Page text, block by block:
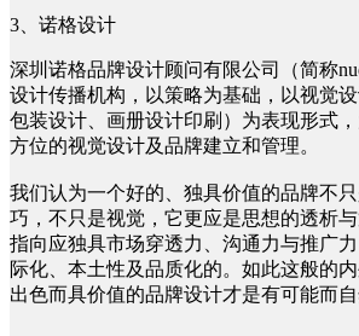
3、诺格设计
深圳诺格品牌设计顾问有限公司（简称
设计传播机构，以策略为基础，以视觉设
包装设计、画册设计印刷）为表现形式
方位的视觉设计及品牌建立和管理。
我们认为一个好的、独具价值的品牌不
巧，不只是视觉，它更应是思想的透析
指向应独具市场穿透力、沟通力与推广
际化、本土性及品质化的。如此这般的
出色而具价值的品牌设计才是有可能而自